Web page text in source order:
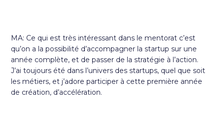
MA: Ce qui est très intéressant dans le mentorat c’est
qu’on a la possibilité d’accompagner la startup sur une
année complète, et de passer de la stratégie à l’action.
J’ai toujours été dans l’univers des startups, quel que soit
les métiers, et j’adore participer à cette première année
de création, d’accélération.